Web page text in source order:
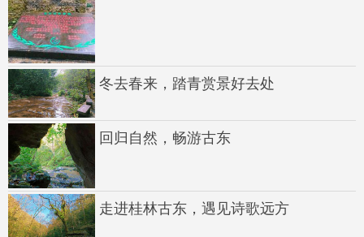
冬去春来，踏青赏景好去处
回归自然，畅游古东
走进桂林古东，遇见诗歌远方